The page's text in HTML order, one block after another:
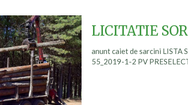
LICITATIE
anunt caiet de sarcini LISTA
55_2019-1-2 PV